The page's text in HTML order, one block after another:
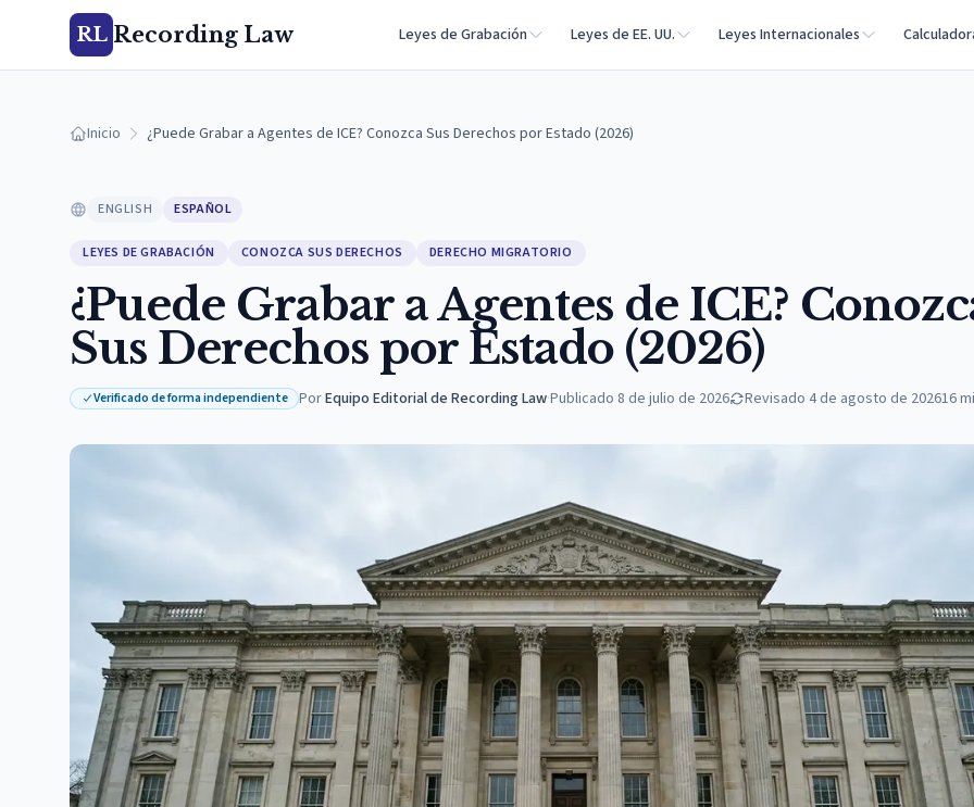
RL Recording Law Leyes de Grabación Leyes de EE. UU. Leyes Internacionales
Inicio ¿Puede Grabar a Agentes de ICE? Conozca Sus Derechos por Estado (2026)
ENGLISH ESPAÑOL
LEYES DE GRABACIÓN CONOZCA SUS DERECHOS DERECHO MIGRATORIO
¿Puede Grabar a Agentes de ICE?
Sus Derechos por Estado (2026)
Verificado de forma independiente PorEquipo Editorial de Recording Law·Publicado 8 de julio de 2026 Revisado 4 de agosto de 202616